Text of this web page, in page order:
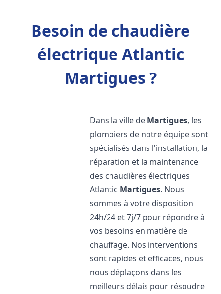
Besoin de chaudière
électrique Atlantic
Martigues ?
Dans la ville de Martigues, les
plombiers de notre équipe sont
spécialisés dans l'installation, la
réparation et la maintenance
des chaudières électriques
Atlantic Martigues. Nous
sommes à votre disposition
24h/24 et 7j/7 pour répondre à
vos besoins en matière de
chauffage. Nos interventions
sont rapides et efficaces, nous
nous déplaçons dans les
meilleurs délais pour résoudre